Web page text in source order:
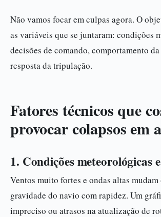
Não vamos focar em culpas agora. O
as variáveis que se juntaram: condições
decisões de comando, comportamento da
resposta da tripulação.
Fatores técnicos que
provocar colapsos em
1. Condições meteorológicas
Ventos muito fortes e ondas altas
gravidade do navio com rapidez. Um
impreciso ou atrasos na atualização de